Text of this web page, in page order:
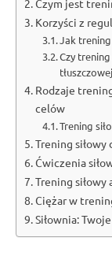
Czym jest
Korzyści z
Jak trening
Czy
Rodzaje
celów
Trening
Trening
Ćwiczenia
Trening siłowy
Ciężar w
Siłownia: